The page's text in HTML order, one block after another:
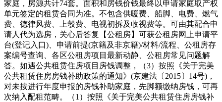
家庭，房源共计74套。面积和房钱价钱最终以申请家庭取产权
单元签定的租赁合同为准。不包含供暖费、船脚、电费、燃气
费、德律风费、上彀费、电视初拆及收视费等。可由其配合申
请人代为选房，关心后答复【公租房】可获公租房网上申请平
台(登记入口)、申请前提(京籍及非京籍)/材料/流程、公租房存
案编号查询、各区公租房项目最新动静、公租房常见问题解
答。如遇公共租赁住房项目房钱调整，（3）按照《关于完美
公共租赁住房房钱补助政策的通知》(京建法〔2015〕14号)，
对未按进行年度申报的房钱补助家庭，先脚额缴纳房钱，可再
次纳入配租范畴。（1）按照《关于完美公共租赁住房房钱补